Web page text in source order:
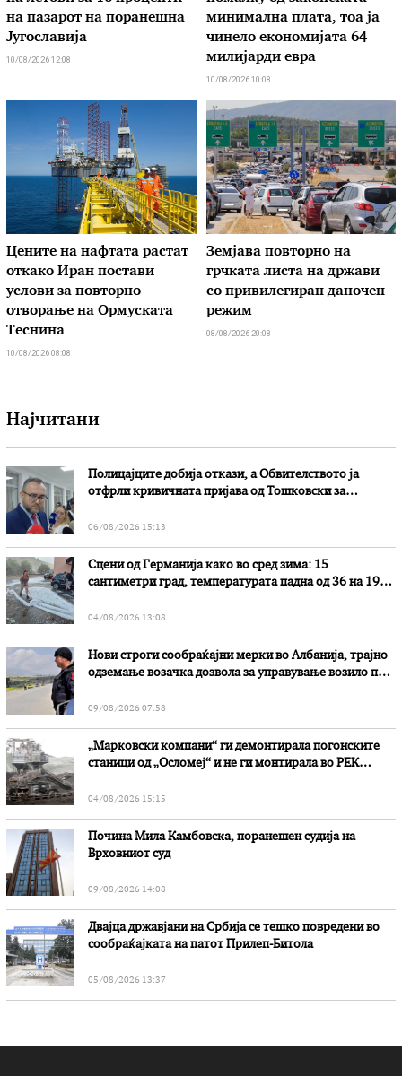
на пазарот на поранешна
Југославија
10/08/2026 12:08
минимална плата, тоа ја
чинело економијата 64
милијарди евра
10/08/2026 10:08
Цените на нафтата растат
откако Иран постави
услови за повторно
отворање на Ормуската
Теснина
10/08/2026 08:08
Земјава повторно на
грчката листа на држави
со привилегиран даночен
режим
08/08/2026 20:08
Најчитани
Полицајците добија откази, а Обвителството ја
отфрли кривичната пријава од Тошковски за
06/08/2026 15:13
Сцени од Германија како во сред зима: 15
сантиметри град, температурата падна од 36 на 19
04/08/2026 13:08
Нови строги сообраќајни мерки во Aлбанија, трајно
одземање возачка дозвола за управување возило под
09/08/2026 07:58
„Марковски компани“ ги демонтирала погонските
станици од „Осломеј“ и не ги монтирала во РЕК
04/08/2026 15:15
Почина Мила Камбовска, поранешен судија на
Врховниот суд
09/08/2026 14:08
Двајца државјани на Србија се тешко повредени во
сообраќајката на патот Прилеп-Битола
05/08/2026 13:37